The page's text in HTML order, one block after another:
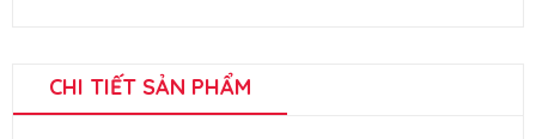
CHI TIẾT SẢN PHẨM